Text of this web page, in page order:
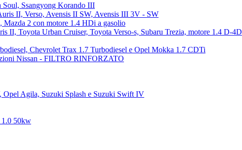
Ssangyong Korando III
II, Verso, Avensis II SW, Avensis III 3V - SW
Mazda 2 con motore 1.4 HDi a gasolio
II, Toyota Urban Cruiser, Toyota Verso-s, Subaru Trezia, motore 1.4 D-4D
Chevrolet Trax 1.7 Turbodiesel e Opel Mokka 1.7 CDTi
Nissan - FILTRO RINFORZATO
Opel Agila, Suzuki Splash e Suzuki Swift IV
1.0 50kw